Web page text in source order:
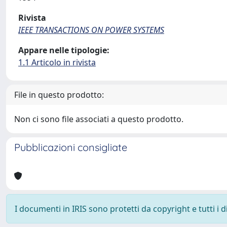
Rivista
IEEE TRANSACTIONS ON POWER SYSTEMS
Appare nelle tipologie:
1.1 Articolo in rivista
File in questo prodotto:
Non ci sono file associati a questo prodotto.
Pubblicazioni consigliate
I documenti in IRIS sono protetti da copyright e tutti i